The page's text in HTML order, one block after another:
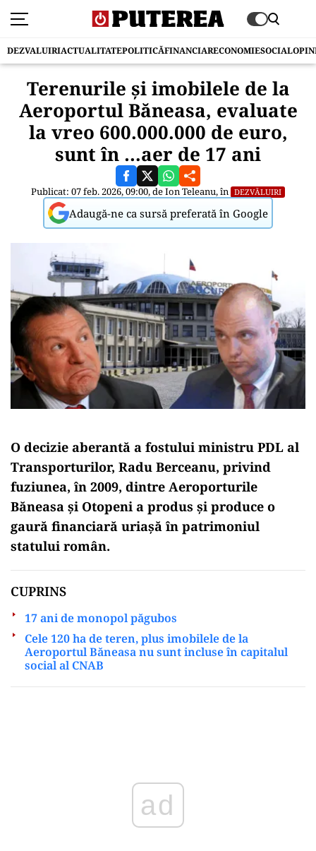
DEZVALUIRIACTUALITATEPOLITICĂFINANCIARECONOMIESOCIAL
Terenurile și imobilele de la
Aeroportul Băneasa, evaluate
la vreo 600.000.000 de euro,
sunt în …aer de 17 ani
Publicat: 07 feb. 2026, 09:00, deIon Teleanu, în DEZVĂLUIRI
Adaugă-ne ca sursă preferată în Google
O decizie aberantă a fostului ministru PDL al
Transporturilor, Radu Berceanu, privind
fuziunea, în 2009, dintre Aeroporturile
Băneasa și Otopeni a produs și produce o
gaură financiară uriașă în patrimoniul
statului român.
CUPRINS
17 ani de monopol păgubos
Cele 120 ha de teren, plus imobilele de la
Aeroportul Băneasa nu sunt incluse în capitalul
social al CNAB
ad